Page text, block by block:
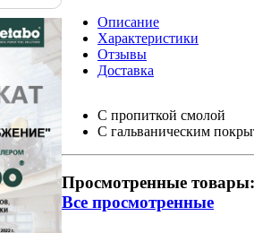
Описание
Характеристики
Отзывы
Доставка
С пропиткой смолой
С гальваническим
Просмотренные товары:
Все просмотренные